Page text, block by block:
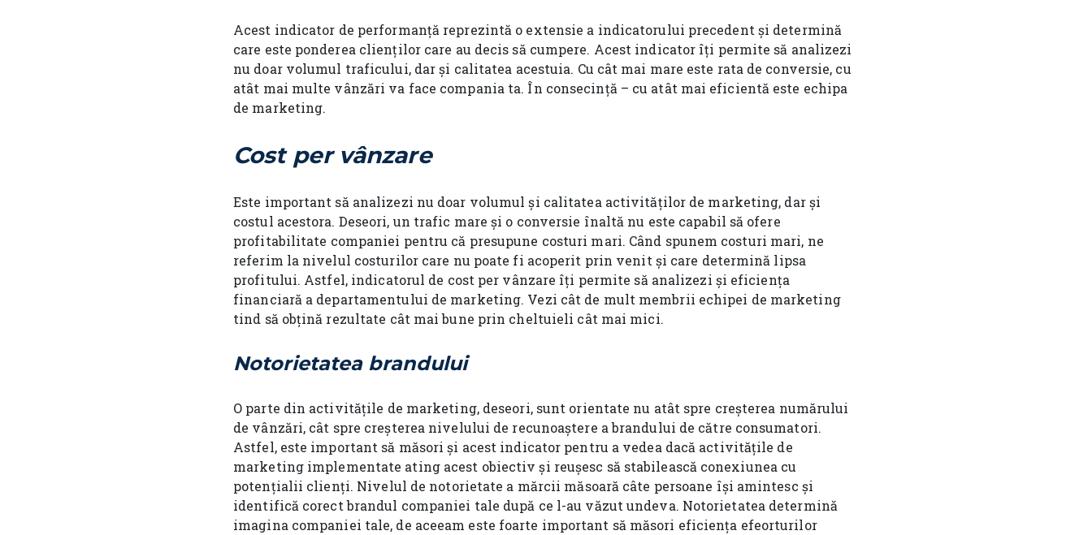
Acest indicator de performanță reprezintă o extensie a indicatorului precedent și determină
care este ponderea clienților care au decis să cumpere. Acest indicator îți permite să analizezi
nu doar volumul traficului, dar și calitatea acestuia. Cu cât mai mare este rata de conversie, cu
atât mai multe vânzări va face compania ta. În consecință – cu atât mai eficientă este echipa
de marketing.
Cost per vânzare
Este important să analizezi nu doar volumul și calitatea activităților de marketing, dar și
costul acestora. Deseori, un trafic mare și o conversie înaltă nu este capabil să ofere
profitabilitate companiei pentru că presupune costuri mari. Când spunem costuri mari, ne
referim la nivelul costurilor care nu poate fi acoperit prin venit și care determină lipsa
profitului. Astfel, indicatorul de cost per vânzare îți permite să analizezi și eficiența
financiară a departamentului de marketing. Vezi cât de mult membrii echipei de marketing
tind să obțină rezultate cât mai bune prin cheltuieli cât mai mici.
Notorietatea brandului
O parte din activitățile de marketing, deseori, sunt orientate nu atât spre creșterea numărului
de vânzări, cât spre creșterea nivelului de recunoaștere a brandului de către consumatori.
Astfel, este important să măsori și acest indicator pentru a vedea dacă activitățile de
marketing implementate ating acest obiectiv și reușesc să stabilească conexiunea cu
potențialii clienți. Nivelul de notorietate a mărcii măsoară câte persoane își amintesc și
identifică corect brandul companiei tale după ce l-au văzut undeva. Notorietatea determină
imagina companiei tale, de aceeam este foarte important să măsori eficiența efeorturilor